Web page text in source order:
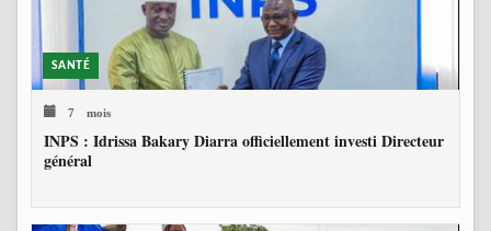
SANTÉ
7 mois
INPS : Idrissa Bakary Diarra officiellement investi Directeur
général